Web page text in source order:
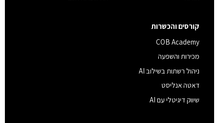
קורסים והכשרות
COB Academy
מכירות והשפעה
ניהול רשתות בשילוב AI
דאטה אנליסט
שיווק דיגיטלי עם AI